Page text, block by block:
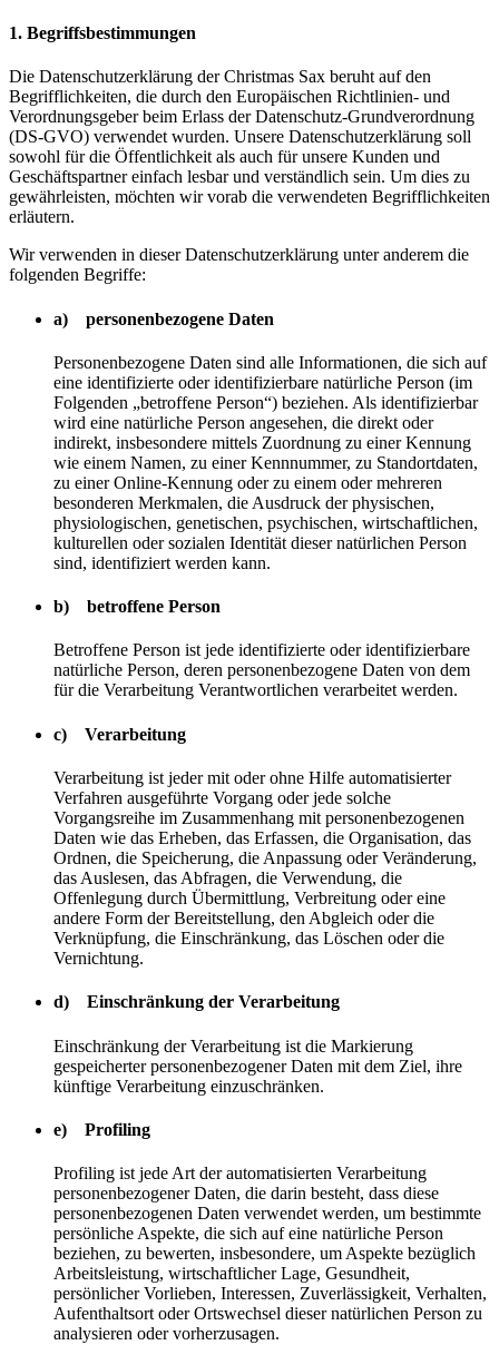
1. Begriffsbestimmungen
Die Datenschutzerklärung der Christmas Sax beruht auf den
Begrifflichkeiten, die durch den Europäischen Richtlinien- und
Verordnungsgeber beim Erlass der Datenschutz-Grundverordnung
(DS-GVO) verwendet wurden. Unsere Datenschutzerklärung soll
sowohl für die Öffentlichkeit als auch für unsere Kunden und
Geschäftspartner einfach lesbar und verständlich sein. Um dies zu
gewährleisten, möchten wir vorab die verwendeten Begrifflichkeiten
erläutern.
Wir verwenden in dieser Datenschutzerklärung unter anderem die
folgenden Begriffe:
a) personenbezogene Daten
Personenbezogene Daten sind alle Informationen, die sich auf
eine identifizierte oder identifizierbare natürliche Person (im
Folgenden „betroffene Person“) beziehen. Als identifizierbar
wird eine natürliche Person angesehen, die direkt oder
indirekt, insbesondere mittels Zuordnung zu einer Kennung
wie einem Namen, zu einer Kennnummer, zu Standortdaten,
zu einer Online-Kennung oder zu einem oder mehreren
besonderen Merkmalen, die Ausdruck der physischen,
physiologischen, genetischen, psychischen, wirtschaftlichen,
kulturellen oder sozialen Identität dieser natürlichen Person
sind, identifiziert werden kann.
b) betroffene Person
Betroffene Person ist jede identifizierte oder identifizierbare
natürliche Person, deren personenbezogene Daten von dem
für die Verarbeitung Verantwortlichen verarbeitet werden.
c) Verarbeitung
Verarbeitung ist jeder mit oder ohne Hilfe automatisierter
Verfahren ausgeführte Vorgang oder jede solche
Vorgangsreihe im Zusammenhang mit personenbezogenen
Daten wie das Erheben, das Erfassen, die Organisation, das
Ordnen, die Speicherung, die Anpassung oder Veränderung,
das Auslesen, das Abfragen, die Verwendung, die
Offenlegung durch Übermittlung, Verbreitung oder eine
andere Form der Bereitstellung, den Abgleich oder die
Verknüpfung, die Einschränkung, das Löschen oder die
Vernichtung.
d) Einschränkung der Verarbeitung
Einschränkung der Verarbeitung ist die Markierung
gespeicherter personenbezogener Daten mit dem Ziel, ihre
künftige Verarbeitung einzuschränken.
e) Profiling
Profiling ist jede Art der automatisierten Verarbeitung
personenbezogener Daten, die darin besteht, dass diese
personenbezogenen Daten verwendet werden, um bestimmte
persönliche Aspekte, die sich auf eine natürliche Person
beziehen, zu bewerten, insbesondere, um Aspekte bezüglich
Arbeitsleistung, wirtschaftlicher Lage, Gesundheit,
persönlicher Vorlieben, Interessen, Zuverlässigkeit, Verhalten,
Aufenthaltsort oder Ortswechsel dieser natürlichen Person zu
analysieren oder vorherzusagen.